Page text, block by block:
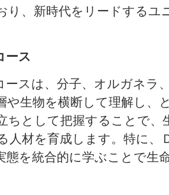
り、新時代をリードする
ース
ースは、分子、オルガネラ
や生物を横断して理解し、
ちとして把握することで
人材を育成します。特に、
態を統合的に学ぶことで生